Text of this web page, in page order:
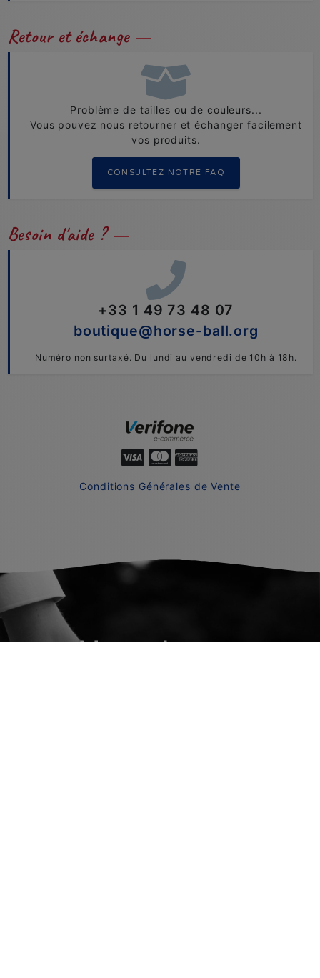
Retour et échange
Problème de tailles ou de couleurs...
Vous pouvez nous retourner et échanger facilement
vos produits.
CONSULTEZ NOTRE FAQ
Besoin d'aide ?
+33 1 49 73 48 07
boutique@horse-ball.org
Numéro non surtaxé. Du lundi au vendredi de 10h à 18h.
Conditions Générales de Vente
Newsletter